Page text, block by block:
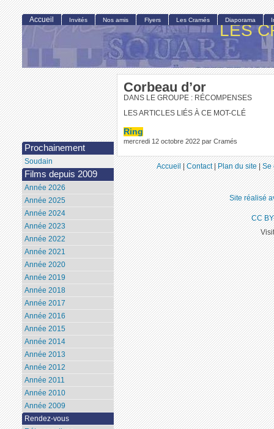
LES
Corbeau d’or
DANS LE GROUPE : RÉCOMPENSES
LES ARTICLES LIÉS À CE MOT-CLÉ
Ring
mercredi 12 octobre 2022 par Cramés
Accueil Invités Nos amis Flyers Les Cramés Diaporama
Prochainement
Soudain
Films depuis 2009
Année 2026
Année 2025
Année 2024
Année 2023
Année 2022
Année 2021
Année 2020
Année 2019
Année 2018
Année 2017
Année 2016
Année 2015
Année 2014
Année 2013
Année 2012
Année 2011
Année 2010
Année 2009
Rendez-vous
Accueil|Contact|Plan du site|Se
Site réalisé
CC